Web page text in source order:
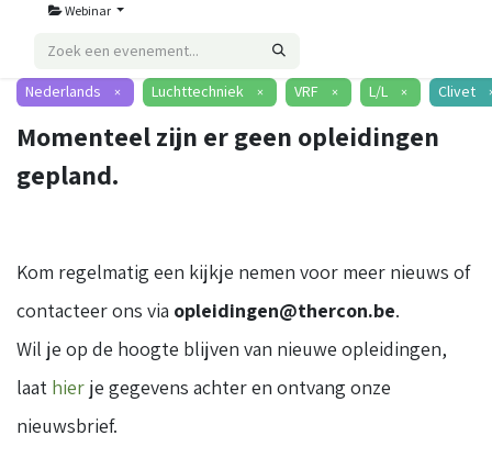
Webinar
Nederlands × Luchttechniek × VRF × L/L × Clivet
Momenteel zijn er geen opleidingen
gepland.
Kom regelmatig een kijkje nemen voor meer nieuws of
contacteer ons via opleidingen@thercon.be.
Wil je op de hoogte blijven van nieuwe opleidingen,
laat hier je gegevens achter en ontvang onze
nieuwsbrief.